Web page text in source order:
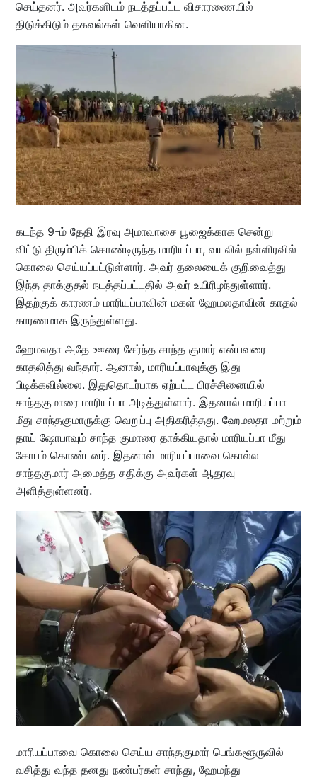
செய்தனர். அவர்களிடம் நடத்தப்பட்ட விசாரணையில்
திடுக்கிடும் தகவல்கள் வெளியாகின.
கடந்த 9-ம் தேதி இரவு அமாவாசை பூஜைக்காக சென்று
விட்டு திரும்பிக் கொண்டிருந்த மாரியப்பா, வயலில் நள்ளிரவில்
கொலை செய்யப்பட்டுள்ளார். அவர் தலையைக் குறிவைத்து
இந்த தாக்குதல் நடத்தப்பட்டதில் அவர் உயிரிழந்துள்ளார்.
இதற்குக் காரணம் மாரியப்பாவின் மகள் ஹேமலதாவின் காதல்
காரணமாக இருந்துள்ளது.
ஹேமலதா அதே ஊரை சேர்ந்த சாந்த குமார் என்பவரை
காதலித்து வந்தார். ஆனால், மாரியப்பாவுக்கு இது
பிடிக்கவில்லை. இதுதொடர்பாக ஏற்பட்ட பிரச்சினையில்
சாந்தகுமாரை மாரியப்பா அடித்துள்ளார். இதனால் மாரியப்பா
மீது சாந்தகுமாருக்கு வெறுப்பு அதிகரித்தது. ஹேமலதா மற்றும்
தாய் ஷோபாவும் சாந்த குமாரை தாக்கியதால் மாரியப்பா மீது
கோபம் கொண்டனர். இதனால் மாரியப்பாவை கொல்ல
சாந்தகுமார் அமைத்த சதிக்கு அவர்கள் ஆதரவு
அளித்துள்ளனர்.
மாரியப்பாவை கொலை செய்ய சாந்தகுமார் பெங்களூருவில்
வசித்து வந்த தனது நண்பர்கள் சாந்து, ஹேமந்து